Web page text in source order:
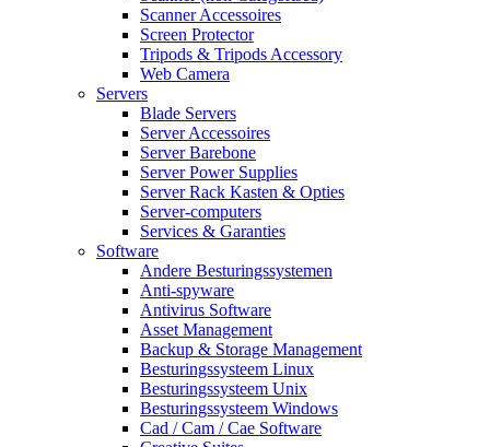
Scanner Accessoires
Screen Protector
Tripods & Tripods Accessory
Web Camera
Servers
Blade Servers
Server Accessoires
Server Barebone
Server Power Supplies
Server Rack Kasten & Opties
Server-computers
Services & Garanties
Software
Andere Besturingssystemen
Anti-spyware
Antivirus Software
Asset Management
Backup & Storage Management
Besturingssysteem Linux
Besturingssysteem Unix
Besturingssysteem Windows
Cad / Cam / Cae Software